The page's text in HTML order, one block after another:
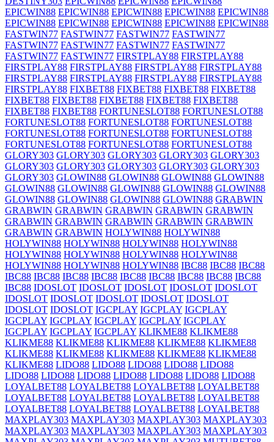
EPICWIN88 EPICWIN88 EPICWIN88 EPICWIN88 EPICWIN88
EPICWIN88 EPICWIN88 EPICWIN88 EPICWIN88 EPICWIN88
FASTWIN77 FASTWIN77 FASTWIN77 FASTWIN77
FASTWIN77 FASTWIN77 FASTWIN77 FASTWIN77
FASTWIN77 FASTWIN77 FIRSTPLAY88 FIRSTPLAY88
FIRSTPLAY88 FIRSTPLAY88 FIRSTPLAY88 FIRSTPLAY88
FIRSTPLAY88 FIRSTPLAY88 FIRSTPLAY88 FIRSTPLAY88
FIRSTPLAY88 FIXBET88 FIXBET88 FIXBET88 FIXBET88
FIXBET88 FIXBET88 FIXBET88 FIXBET88 FIXBET88
FIXBET88 FIXBET88 FORTUNESLOT88 FORTUNESLOT88
FORTUNESLOT88 FORTUNESLOT88 FORTUNESLOT88
FORTUNESLOT88 FORTUNESLOT88 FORTUNESLOT88
FORTUNESLOT88 FORTUNESLOT88 FORTUNESLOT88
GLORY303 GLORY303 GLORY303 GLORY303 GLORY303
GLORY303 GLORY303 GLORY303 GLORY303 GLORY303
GLORY303 GLOWIN88 GLOWIN88 GLOWIN88 GLOWIN88
GLOWIN88 GLOWIN88 GLOWIN88 GLOWIN88 GLOWIN88
GLOWIN88 GLOWIN88 GLOWIN88 GLOWIN88 GRABWIN
GRABWIN GRABWIN GRABWIN GRABWIN GRABWIN
GRABWIN GRABWIN GRABWIN GRABWIN GRABWIN
GRABWIN GRABWIN HOLYWIN88 HOLYWIN88
HOLYWIN88 HOLYWIN88 HOLYWIN88 HOLYWIN88
HOLYWIN88 HOLYWIN88 HOLYWIN88 HOLYWIN88
HOLYWIN88 HOLYWIN88 HOLYWIN88 IBC88 IBC88 IBC88
IBC88 IBC88 IBC88 IBC88 IBC88 IBC88 IBC88 IBC88 IBC88
IBC88 IDOSLOT IDOSLOT IDOSLOT IDOSLOT IDOSLOT
IDOSLOT IDOSLOT IDOSLOT IDOSLOT IDOSLOT
IDOSLOT IDOSLOT IGCPLAY IGCPLAY IGCPLAY
IGCPLAY IGCPLAY IGCPLAY IGCPLAY IGCPLAY
IGCPLAY IGCPLAY IGCPLAY KLIKME88 KLIKME88
KLIKME88 KLIKME88 KLIKME88 KLIKME88 KLIKME88
KLIKME88 KLIKME88 KLIKME88 KLIKME88 KLIKME88
KLIKME88 LIDO88 LIDO88 LIDO88 LIDO88 LIDO88
LIDO88 LIDO88 LIDO88 LIDO88 LIDO88 LIDO88 LIDO88
LOYALBET88 LOYALBET88 LOYALBET88 LOYALBET88
LOYALBET88 LOYALBET88 LOYALBET88 LOYALBET88
LOYALBET88 LOYALBET88 LOYALBET88 LOYALBET88
MAXPLAY303 MAXPLAY303 MAXPLAY303 MAXPLAY303
MAXPLAY303 MAXPLAY303 MAXPLAY303 MAXPLAY303